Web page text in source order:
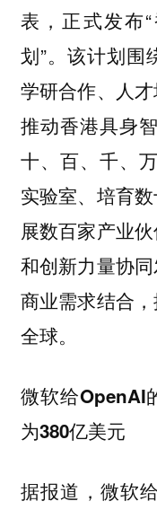
表，正式发布
划”。该计划围
学研合作、人
推动香港具身
十、百、千、
实验室、培育
展数百家产业
和创新力量协
商业需求结合
全球。
微软给OpenAI
为380亿美元
据报道，微软